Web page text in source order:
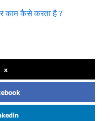
काम कैसे करता है ?
x